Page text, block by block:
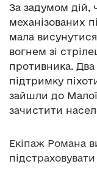
За задумом дій,
механізованих
мала
вогнем зі
противника.
підтримку
зайшли до Малої
зачистити
Екіпаж Романа